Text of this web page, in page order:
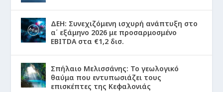
ΔΕΗ: Συνεχιζόμενη ισχυρή ανάπτυξη στο
α΄ εξάμηνο 2026 με προσαρμοσμένο
EBITDA στα €1,2 δισ.
Σπήλαιο Μελισσάνης: Το γεωλογικό
θαύμα που εντυπωσιάζει τους
επισκέπτες της Κεφαλονιάς